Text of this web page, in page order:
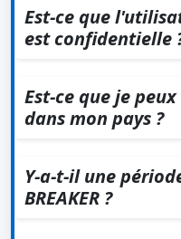
utilisateurs, PASS
passe récupérés.
Est-ce que
est confidentielle
compte ou de détail
Est-ce que je peux
dans mon pays ?
les pays, garantissant
l'échelle mondiale.
Y-a-t-il une
BREAKER ?